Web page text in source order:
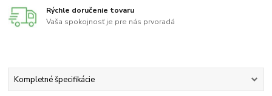
Rýchle doručenie tovaru
Vaša spokojnosť je pre nás prvoradá
Kompletné špecifikácie